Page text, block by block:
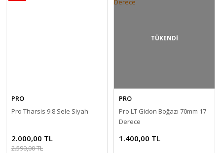
PRO
Pro Tharsis 9.8 Sele Siyah
2.000,00 TL
2.590,00 TL
TÜKENDİ
PRO
Pro LT Gidon Boğazı 70mm 17
Derece
1.400,00 TL